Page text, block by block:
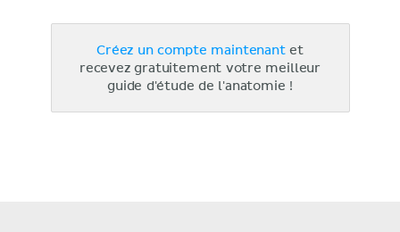
Créez un compte maintenantet
recevez gratuitement votre meilleur
guide d'étude de l'anatomie !